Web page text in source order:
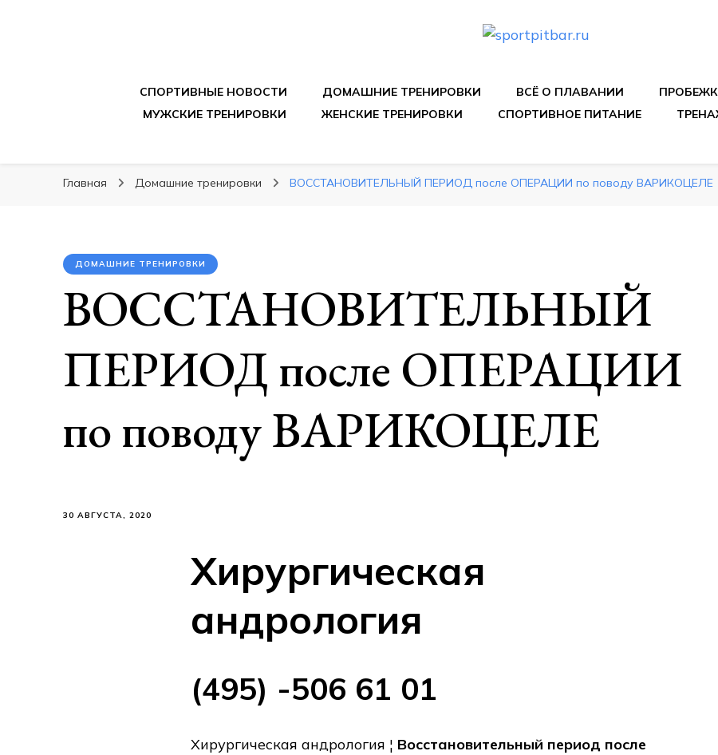
СПОРТИВНЫЕ НОВОСТИ ДОМАШНИЕ ТРЕНИРОВКИ ВСЁ О ПЛАВАНИИ
МУЖСКИЕ ТРЕНИРОВКИ
ЖЕНСКИЕ ТРЕНИРОВКИ СПОРТИВНОЕ ПИТАНИЕ
Главная Домашние тренировки ВОССТАНОВИТЕЛЬНЫЙ ПЕРИОД после ОПЕРАЦИИ по поводу ВАРИКОЦЕЛЕ
ДОМАШНИЕ ТРЕНИРОВКИ
ВОССТАНОВИТЕЛЬНЫЙ
ПЕРИОД после ОПЕРАЦИИ
по поводу ВАРИКОЦЕЛЕ
30 АВГУСТА, 2020
Хирургическая
андрология
(495) -506 61 01
Хирургическая андрология ¦ Восстановительный период после